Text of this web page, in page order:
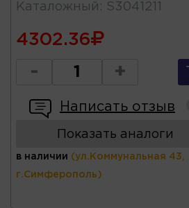
Каталожный : S3041211
4302.36
- +
Написать отзыв
Показать аналоги
в наличии (ул.Коммунальная 43,
г.Симферополь)